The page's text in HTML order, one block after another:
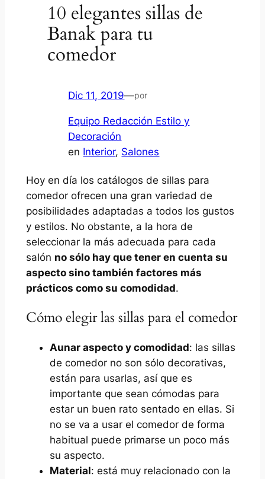
10 elegantes sillas de
Banak para tu
comedor
Dic 11, 2019—por
Equipo Redacción Estilo y
Decoración
en Interior, Salones
Hoy en día los catálogos de sillas para
comedor ofrecen una gran variedad de
posibilidades adaptadas a todos los gustos
y estilos. No obstante, a la hora de
seleccionar la más adecuada para cada
salón no sólo hay que tener en cuenta su
aspecto sino también factores más
prácticos como su comodidad.
Cómo elegir las sillas para el comedor
Aunar aspecto y comodidad: las sillas
de comedor no son sólo decorativas,
están para usarlas, así que es
importante que sean cómodas para
estar un buen rato sentado en ellas. Si
no se va a usar el comedor de forma
habitual puede primarse un poco más
su aspecto.
Material: está muy relacionado con la